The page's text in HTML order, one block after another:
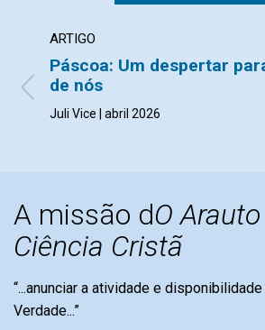
ARTIGO
Páscoa: Um despertar
de nós
Juli Vice | abril 2026
A missão dO
Ciência Cristã
“...anunciar a atividade e
Verdade...”